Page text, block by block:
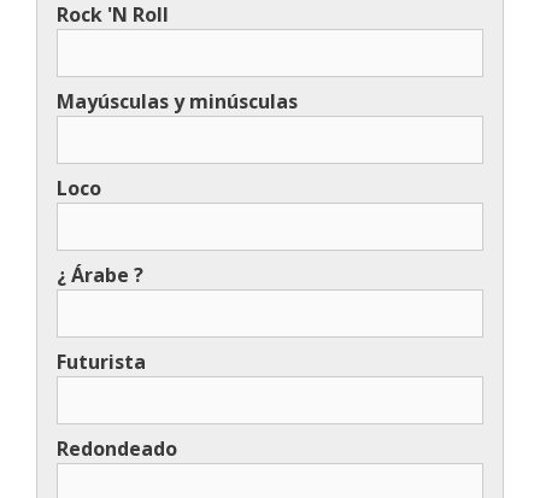
Rock 'N Roll
Mayúsculas y minúsculas
Loco
¿ Árabe ?
Futurista
Redondeado